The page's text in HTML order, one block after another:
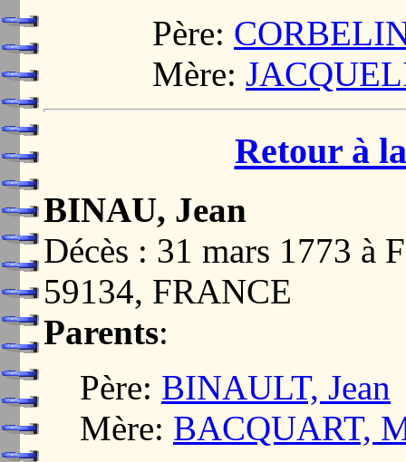
Père:
Mère:
Retour à
BINAU, Jean
Décès : 31 mars 1773 à
59134, FRANCE
Parents:
Père: BINAULT, Jean
Mère: BACQUART,